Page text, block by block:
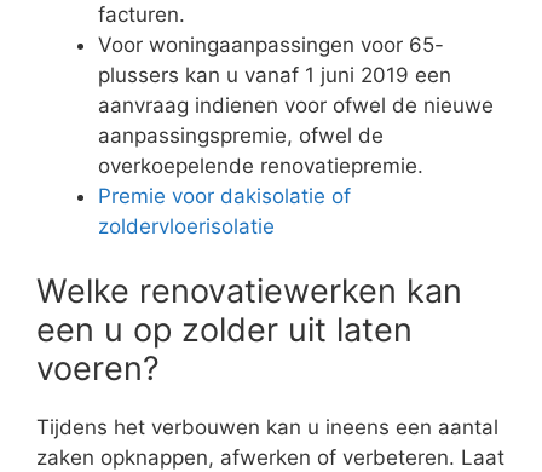
facturen.
Voor woningaanpassingen voor 65-
plussers kan u vanaf 1 juni 2019 een
aanvraag indienen voor ofwel de nieuwe
aanpassingspremie, ofwel de
overkoepelende renovatiepremie.
Premie voor dakisolatie of
zoldervloerisolatie
Welke renovatiewerken kan
een u op zolder uit laten
voeren?
Tijdens het verbouwen kan u ineens een aantal
zaken opknappen, afwerken of verbeteren. Laat